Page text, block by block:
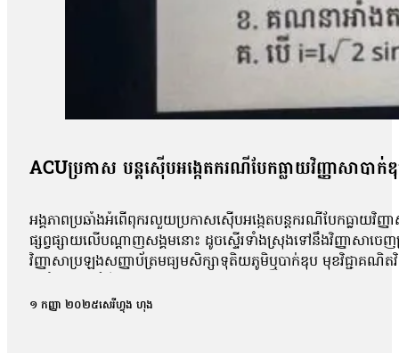
ACUប្រកាស បន្តស៊ើបអង្កេតករណីបែកធ្លាយវិញ្ញាសាបាក់
អង្គភាពប្រឆាំងអំពើពុករលួយប្រកាសស៊ើបអង្កេតបន្តករណីបែកធ្លាយវិ
ផ្សព្វផ្សាយលើបណ្ដាញសង្គមនោះ ដូចស្ទើរទាំងស្រុងទៅនឹងវិញ្ញាសាច
វិញ្ញាសាប្រឡងសញ្ញាប័ត្រមធ្យមសិក្សាទុតិយភូមិឬបាក់ឌុប មុខវិជ្ជាគណិត
ពេល នៅក្នុងគ្រុបតេឡេក្រាម ដែលបានបែកធ្លាយ។ តាមរយៈលិខិតចុះថ្
១ កញ្ញា ២០២៥សេរីហ្វុង ហុង